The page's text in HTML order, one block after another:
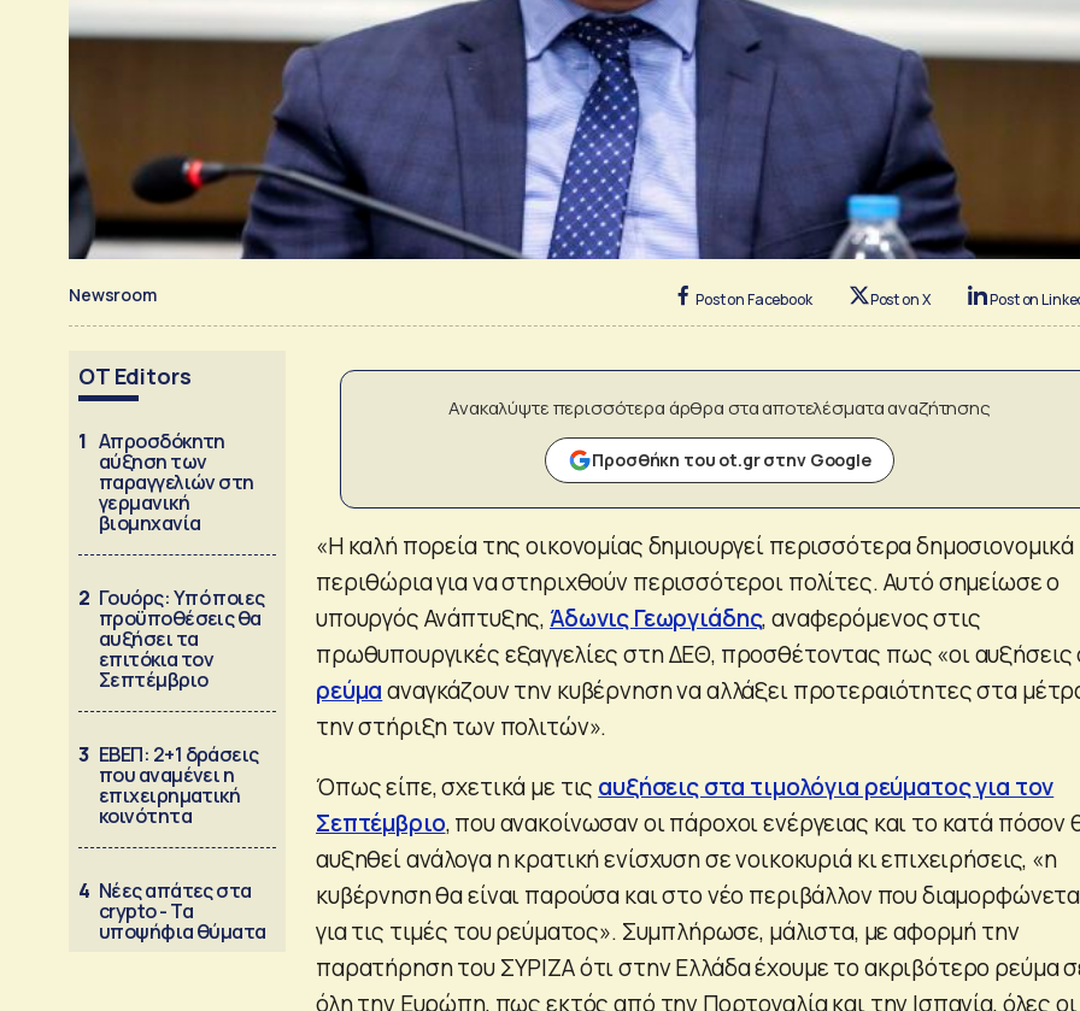
Newsroom Post on Facebook Post on X Post on
OT Editors
1 Απροσδόκητη
αύξηση των
παραγγελιών στη
γερμανική
βιομηχανία
2 Γουόρς: Υπό ποιες
προϋποθέσεις θα
αυξήσει τα
επιτόκια τον
Σεπτέμβριο
3 ΕΒΕΠ: 2+1 δράσεις
που αναμένει η
επιχειρηματική
κοινότητα
4 Νέες απάτες στα
crypto - Τα
υποψήφια θύματα
Ανακαλύψτε περισσότερα άρθρα στα αποτελέσματα αναζήτησης
Προσθήκη του ot.gr στην Google
«Η καλή πορεία της οικονομίας δημιουργεί περισσότερα δημοσιονομικά
περιθώρια για να στηριχθούν περισσότεροι πολίτες. Αυτό σημείωσε ο
υπουργός Ανάπτυξης,Άδωνις Γεωργιάδης, αναφερόμενος στις
πρωθυπουργικές εξαγγελίες στη ΔΕΘ, προσθέτοντας πως «οι αυξήσεις
ρεύμααναγκάζουν την κυβέρνηση να αλλάξει προτεραιότητες στα
την στήριξη των πολιτών».
Όπως είπε, σχετικά με τις αυξήσεις στα τιμολόγια ρεύματος για τον
Σεπτέμβριο, που ανακοίνωσαν οι πάροχοι ενέργειας και το κατά πόσον
αυξηθεί ανάλογα η κρατική ενίσχυση σε νοικοκυριά κι επιχειρήσεις, «η
κυβέρνηση θα είναι παρούσα και στο νέο περιβάλλον που
για τις τιμές του ρεύματος». Συμπλήρωσε, μάλιστα, με αφορμή την
παρατήρηση του ΣΥΡΙΖΑ ότι στην Ελλάδα έχουμε το ακριβότερο ρεύμα
όλη την Ευρώπη, πως εκτός από την Πορτογαλία και την Ισπανία, όλες οι